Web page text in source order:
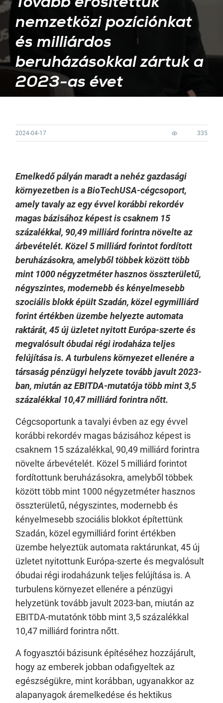
nemzetközi pozíciónkat
és milliárdos
beruházásokkal zártuk a
2023-as évet
2024-04-17 335
Emelkedő pályán maradt a nehéz gazdasági
környezetben is a BioTechUSA-cégcsoport,
amely tavaly az egy évvel korábbi rekordév
magas bázisához képest is csaknem 15
százalékkal, 90,49 milliárd forintra növelte az
árbevételét. Közel 5 milliárd forintot fordított
beruházásokra, amelyből többek között több
mint 1000 négyzetméter hasznos összterületű,
négyszintes, modernebb és kényelmesebb
szociális blokk épült Szadán, közel egymilliárd
forint értékben üzembe helyezte automata
raktárát, 45 új üzletet nyitott Európa-szerte és
megvalósult óbudai régi irodaháza teljes
felújítása is. A turbulens környezet ellenére a
társaság pénzügyi helyzete tovább javult 2023-
ban, miután az EBITDA-mutatója több mint 3,5
százalékkal 10,47 milliárd forintra nőtt.
Cégcsoportunk a tavalyi évben az egy évvel
korábbi rekordév magas bázisához képest is
csaknem 15 százalékkal, 90,49 milliárd forintra
növelte árbevételét. Közel 5 milliárd forintot
fordítottunk beruházásokra, amelyből többek
között több mint 1000 négyzetméter hasznos
összterületű, négyszintes, modernebb és
kényelmesebb szociális blokkot építettünk
Szadán, közel egymilliárd forint értékben
üzembe helyeztük automata raktárunkat, 45 új
üzletet nyitottunk Európa-szerte és megvalósult
óbudai régi irodaházunk teljes felújítása is. A
turbulens környezet ellenére a pénzügyi
helyzetünk tovább javult 2023-ban, miután az
EBITDA-mutatónk több mint 3,5 százalékkal
10,47 milliárd forintra nőtt.
A fogyasztói bázisunk építéséhez hozzájárult,
hogy az emberek jobban odafigyeltek az
egészségükre, mint korábban, ugyanakkor az
alapanyagok áremelkedése és hektikus